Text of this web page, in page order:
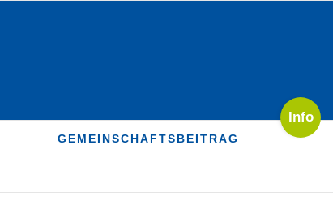
GEMEINSCHAFTSBEITRAG
Toggle
Sliding
Area